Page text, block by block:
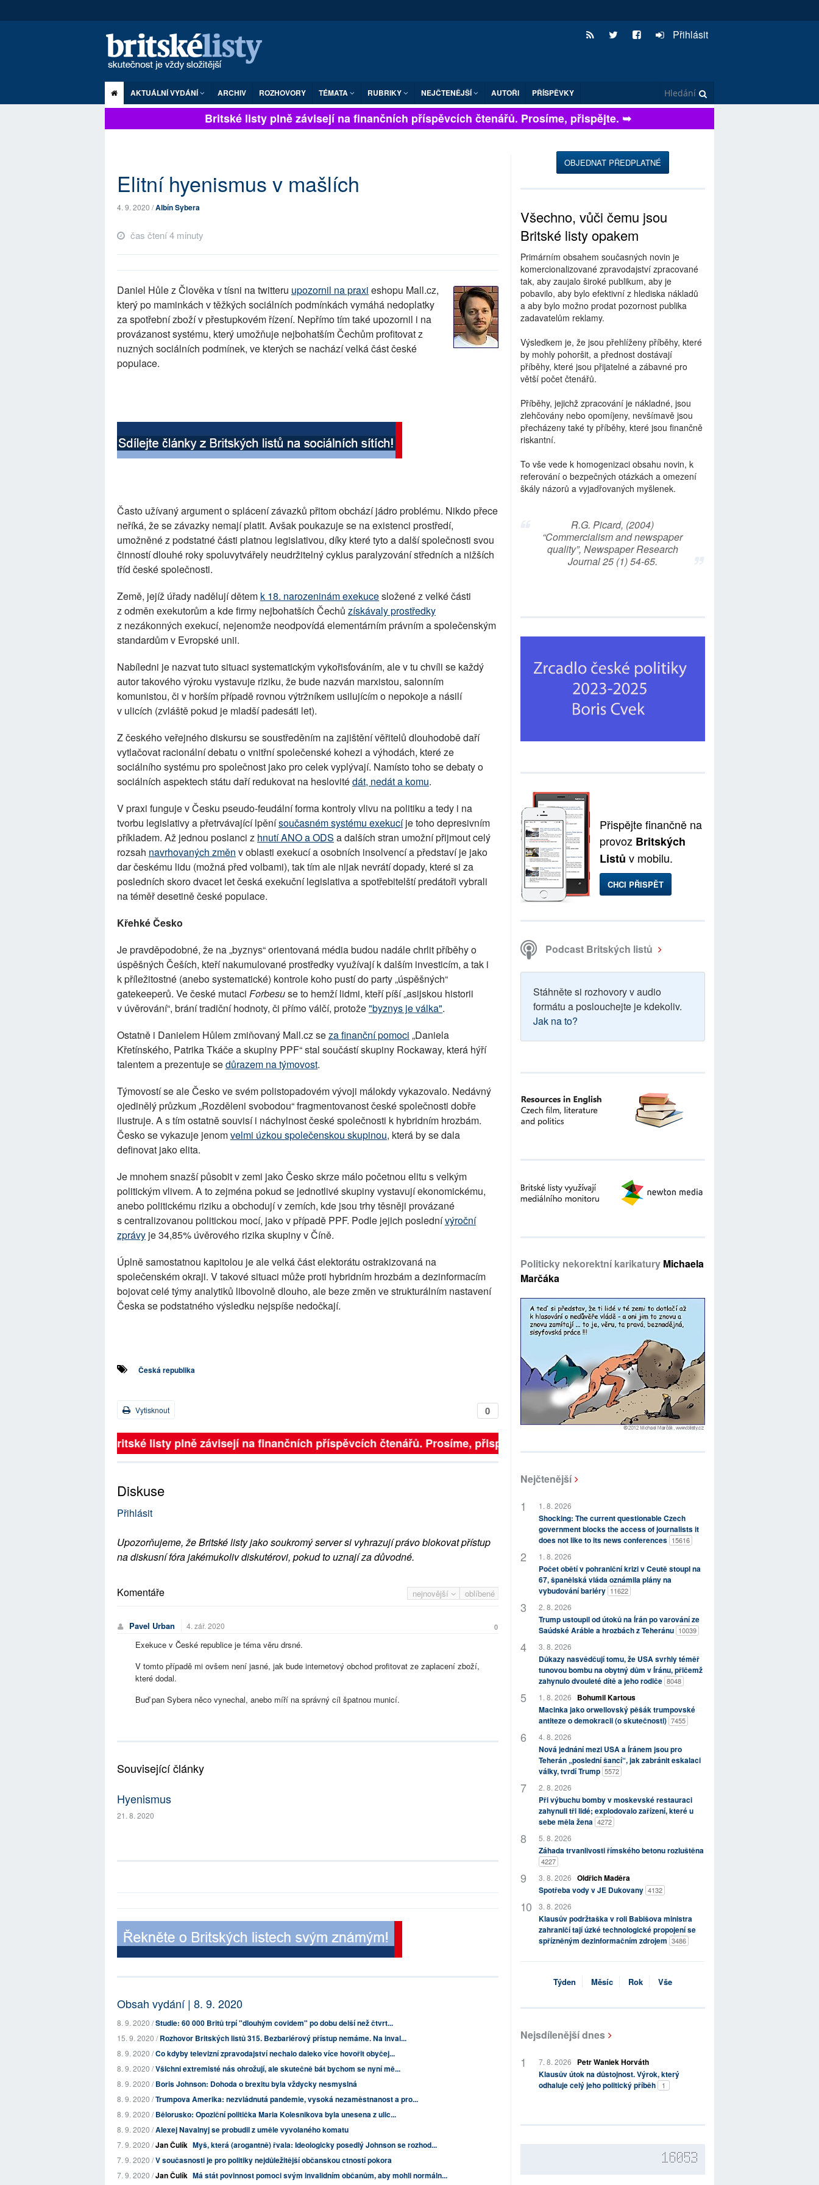
Přihlásit
AKTUÁLNÍ VYDÁNÍ ARCHIV ROZHOVORY TÉMATA RUBRIKY NEJČTENĚJŠÍ AUTOŘI PŘÍSPĚVKY
Britské listy plně závisejí na finančních příspěvcích čtenářů. Prosíme, přispějte. ➥
Elitní hyenismus v mašlích
4. 9. 2020 /Albín Sybera
čas čtení 4 minuty
Daniel Hůle z Člověka v tísni na twitteru upozornil na praxi eshopu Mall.cz,
který po maminkách v těžkých sociálních podmínkách vymáhá nedoplatky
za spotřební zboží v přestupkovém řízení. Nepřímo tím také upozornil i na
provázanost systému, který umožňuje nejbohatším Čechům profitovat z
nuzných sociálních podmínek, ve kterých se nachází velká část české
populace.
Často užívaný argument o splácení závazků přitom obchází jádro problému. Nikdo přece
neříká, že se závazky nemají platit. Avšak poukazuje se na existenci prostředí,
umožněné z podstatné části platnou legislativou, díky které tyto a další společnosti svou
činností dlouhé roky spoluvytvářely neudržitelný cyklus paralyzování středních a nižších
tříd české společnosti.
Země, jejíž úřady nadělují dětem k 18. narozeninám exekucesložené z velké části
z odměn exekutorům a kde firmy nejbohatších Čechů získávaly prostředky
z nezákonných exekucí, nejenomže neodpovídá elementárním právním a společenským
standardům v Evropské unii.
Nabíledni je nazvat tuto situaci systematickým vykořisťováním, ale v tu chvíli se každý
autor takového výroku vystavuje riziku, že bude nazván marxistou, salonním
komunistou, či v horším případě rovnou výtržníkem usilujícím o nepokoje a násilí
v ulicích (zvláště pokud je mladší padesáti let).
Z českého veřejného diskursu se soustředěním na zajištění věřitelů dlouhodobě daří
vytlačovat racionální debatu o vnitřní společenské kohezi a výhodách, které ze
sociálního systému pro společnost jako pro celek vyplývají. Namísto toho se debaty o
sociálních aspektech státu daří redukovat na heslovitédát, nedát a komu.
V praxi funguje v Česku pseudo-feudální forma kontroly vlivu na politiku a tedy i na
tvorbu legislativy a přetrvávající lpěnísoučasném systému exekucíje toho depresivním
příkladem. Až jednou poslanci z hnutí ANO a ODS a dalších stran umožní přijmout celý
rozsah navrhovaných změn v oblasti exekucí a osobních insolvencí a představí je jako
dar českému lidu (možná před volbami), tak tím ale nijak nevrátí dopady, které si za
posledních skoro dvacet let česká exekuční legislativa a spotřebitelští predátoři vybrali
na téměř desetině české populace.
Křehké Česko
Je pravděpodobné, že na „byznys“ orientovaná média budou nadále chrlit příběhy o
úspěšných Češích, kteří nakumulované prostředky využívají k dalším investicím, a tak i
k příležitostné (anebo systematické) kontrole koho pustí do party „úspěšných“
gatekeeperů. Ve české mutaci Forbesuse to hemží lidmi, kteří píší „asijskou historii
v úvěrování“, brání tradiční hodnoty, či přímo válčí, protože"byznys je válka".
Ostatně i Danielem Hůlem zmiňovaný Mall.cz seza finanční pomoci „Daniela
Křetínského, Patrika Tkáče a skupiny PPF“ stal součástí skupiny Rockaway, která hýří
talentem a prezentuje sedůrazem na týmovost.
Týmovostí se ale Česko ve svém polistopadovém vývoji málokdy vykazovalo. Nedávný
ojedinělý průzkum „Rozděleni svobodou“ fragmentovanost české společnosti dobře
ilustruje. A s tím ostatně souvisí i náchylnost české společnosti k hybridním hrozbám.
Česko se vykazuje jenomvelmi úzkou společenskou skupinou, která by se dala
definovat jako elita.
Je mnohem snazší působit v zemi jako Česko skrze málo početnou elitu s velkým
politickým vlivem. A to zejména pokud se jednotlivé skupiny vystavují ekonomickému,
anebo politickému riziku a obchodují v zemích, kde jsou trhy těsněji provázané
s centralizovanou politickou mocí, jako v případě PPF. Podle jejich poslednívýroční
zprávy je 34,85% úvěrového rizika skupiny v Číně.
Úplně samostatnou kapitolou je ale velká část elektorátu ostrakizovaná na
společenském okraji. V takové situaci může proti hybridním hrozbám a dezinformacím
bojovat celé týmy analytiků libovolně dlouho, ale beze změn ve strukturálním nastavení
Česka se podstatného výsledku nejspíše nedočkají.
Česká republika
0
Vytisknout
Britské listy plně závisejí na finančních příspěvcích čtenářů. Prosíme, přispějte. ➥
Diskuse
Přihlásit
Upozorňujeme, že Britské listy jako soukromý server si vyhrazují právo blokovat přístup
na diskusní fóra jakémukoliv diskutérovi, pokud to uznají za důvodné.
nejnovější oblíbené
Komentáře
Pavel Urban 4. zář. 2020 0
Exekuce v České republice je téma věru drsné.
V tomto případě mi ovšem není jasné, jak bude internetový obchod profitovat ze zaplacení zboží,
které dodal.
Buď pan Sybera něco vynechal, anebo míří na správný cíl špatnou municí.
Související články
Hyenismus
21. 8. 2020
Obsah vydání | 8. 9. 2020
8. 9. 2020 /Studie: 60 000 Britů trpí "dlouhým covidem" po dobu delší než čtvrt...
15. 9. 2020 /Rozhovor Britských listů 315. Bezbariérový přístup nemáme. Na inval...
8. 9. 2020 /Co kdyby televizní zpravodajství nechalo daleko více hovořit obyčej...
8. 9. 2020 /Všichni extremisté nás ohrožují, ale skutečně bát bychom se nyní mě...
8. 9. 2020 /Boris Johnson: Dohoda o brexitu byla vždycky nesmyslná
8. 9. 2020 /Trumpova Amerika: nezvládnutá pandemie, vysoká nezaměstnanost a pro...
8. 9. 2020 /Bělorusko: Opoziční politička Maria Kolesnikova byla unesena z ulic...
8. 9. 2020 /Alexej Navalnyj se probudil z uměle vyvolaného komatu
7. 9. 2020 /Jan Čulík Myš, která (arogantně) řvala: Ideologicky posedlý Johnson se rozhod...
7. 9. 2020 /V současnosti je pro politiky nejdůležitější občanskou ctností pokora
7. 9. 2020 /Jan Čulík Má stát povinnost pomoci svým invalidním občanům, aby mohli normáln...
OBJEDNAT PŘEDPLATNÉ
Všechno, vůči čemu jsou
Britské listy opakem
Primárním obsahem současných novin je
komercionalizované zpravodajství zpracované
tak, aby zaujalo široké publikum, aby je
pobavilo, aby bylo efektivní z hlediska nákladů
a aby bylo možno prodat pozornost publika
zadavatelům reklamy.
Výsledkem je, že jsou přehlíženy příběhy, které
by mohly pohoršit, a přednost dostávají
příběhy, které jsou přijatelné a zábavné pro
větší počet čtenářů.
Příběhy, jejichž zpracování je nákladné, jsou
zlehčovány nebo opomíjeny, nevšímavě jsou
přecházeny také ty příběhy, které jsou finančně
riskantní.
To vše vede k homogenizaci obsahu novin, k
referování o bezpečných otázkách a omezení
škály názorů a vyjadřovaných myšlenek.
R.G. Picard, (2004)
“Commercialism and newspaper
quality”, Newspaper Research
Journal 25 (1) 54-65.
Přispějte finančně na
provoz Britských
Listů v mobilu.
CHCI PŘISPĚT
Podcast Britských listů
Stáhněte si rozhovory v audio
formátu a poslouchejte je kdekoliv.
Jak na to?
Politicky nekorektní karikatury Michaela
Marčáka
Nejčtenější
1. 8. 2026
Shocking: The current questionable Czech
government blocks the access of journalists it
does not like to its news conferences 15616
1. 8. 2026
Počet obětí v pohraniční krizi v Ceutě stoupl na
67, španělská vláda oznámila plány na
vybudování bariéry 11622
2. 8. 2026
Trump ustoupil od útoků na Írán po varování ze
Saúdské Arábie a hrozbách z Teheránu 10039
3. 8. 2026
Důkazy nasvědčují tomu, že USA svrhly téměř
tunovou bombu na obytný dům v Íránu, přičemž
zahynulo dvouleté dítě a jeho rodiče 8048
1. 8. 2026
Bohumil Kartous
Macinka jako orwellovský pěšák trumpovské
antiteze o demokracii (o skutečnosti) 7455
4. 8. 2026
Nová jednání mezi USA a Íránem jsou pro
Teherán „poslední šancí“, jak zabránit eskalaci
války, tvrdí Trump 5572
2. 8. 2026
Při výbuchu bomby v moskevské restauraci
zahynuli tři lidé; explodovalo zařízení, které u
sebe měla žena 4272
5. 8. 2026
Záhada trvanlivosti římského betonu rozluštěna
4227
3. 8. 2026 Oldřich Maděra
Spotřeba vody v JE Dukovany 4132
3. 8. 2026
Klausův podržtaška v roli Babišova ministra
zahraničí tají úzké technologické propojení se
spřízněným dezinformačním zdrojem 3486
Týden Měsíc Rok Vše
Nejsdílenější dnes
7. 8. 2026
Petr Waniek Horváth
Klausův útok na důstojnost. Výrok, který
odhaluje celý jeho politický příběh
1
16053